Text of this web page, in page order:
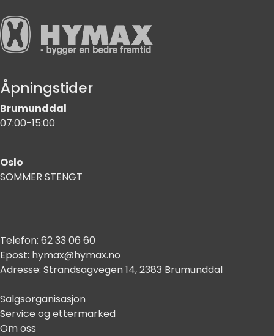
Åpningstider
Brumunddal
07:00-15:00
Oslo
SOMMER STENGT
Telefon: 62 33 06 60
Epost: hymax@hymax.no
Adresse: Strandsagvegen 14, 2383 Brumunddal
Salgsorganisasjon
Service og ettermarked
Om oss